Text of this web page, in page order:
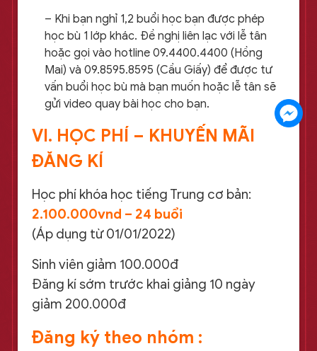
– Khi bạn nghỉ 1,2 buổi học bạn được phép
học bù 1 lớp khác. Đề nghị liên lạc với lễ tân
hoặc gọi vào hotline 09.4400.4400 (Hồng
Mai) và 09.8595.8595 (Cầu Giấy) để được tư
vấn buổi học bù mà bạn muốn hoặc lễ tân sẽ
gửi video quay bài học cho bạn.
VI. HỌC PHÍ – KHUYẾN MÃI
ĐĂNG KÍ
Học phí khóa học tiếng Trung cơ bản:
2.100.000vnd – 24 buổi
(Áp dụng từ 01/01/2022)
Sinh viên giảm 100.000đ
Đăng kí sớm trước khai giảng 10 ngày
giảm 200.000đ
Đăng ký theo nhóm :